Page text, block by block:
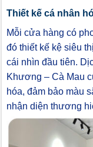
Thiết kế cá nhân
Mỗi cửa hàng có
đó thiết kế kệ siêu
cái nhìn đầu tiên.
Khương – Cà Mau
hóa, đảm bảo màu
nhận diện thương